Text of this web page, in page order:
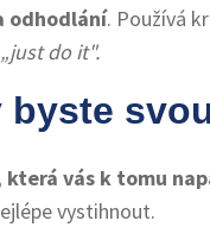
odhodlání. Používá
„just do it".
byste
která vás k tomu
vystihnout.